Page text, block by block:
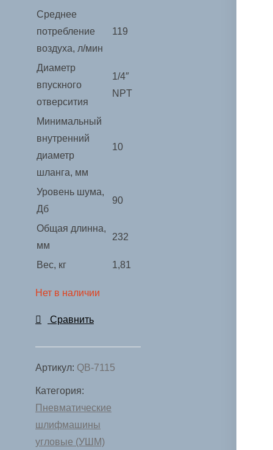
Среднее
потребление
воздуха, л/мин
119
Диаметр
впускного
отверсития
1/4″
NPT
Минимальный
внутренний
диаметр
шланга, мм
10
Уровень шума,
Дб
90
Общая длинна,
мм
232
Вес, кг 1,81
Нет в наличии
Сравнить
Артикул: QB-7115
Категория:
Пневматические
шлифмашины
угловые (УШМ)